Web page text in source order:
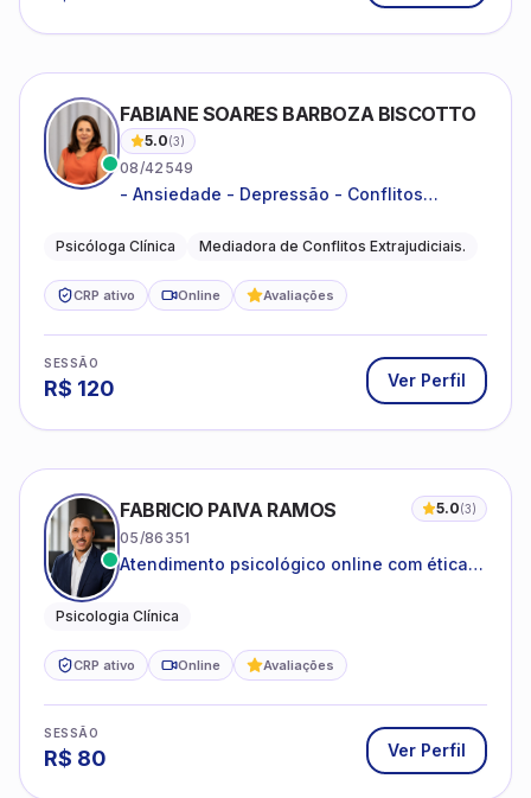
FABIANE SOARES BARBOZA BISCOTTO
5.0(3)
08/42549
- Ansiedade - Depressão - Conflitos
relacionamentos - Autoestima -
Psicóloga Clínica Mediadora de Conflitos Extrajudiciais.
CRP ativo Online Avaliações
SESSÃO
R$ 120 Ver Perfil
FABRICIO PAIVA RAMOS 5.0(3)
05/86351
Atendimento psicológico online com ética,
Psicologia Clínica
CRP ativo Online Avaliações
SESSÃO
R$ 80 Ver Perfil